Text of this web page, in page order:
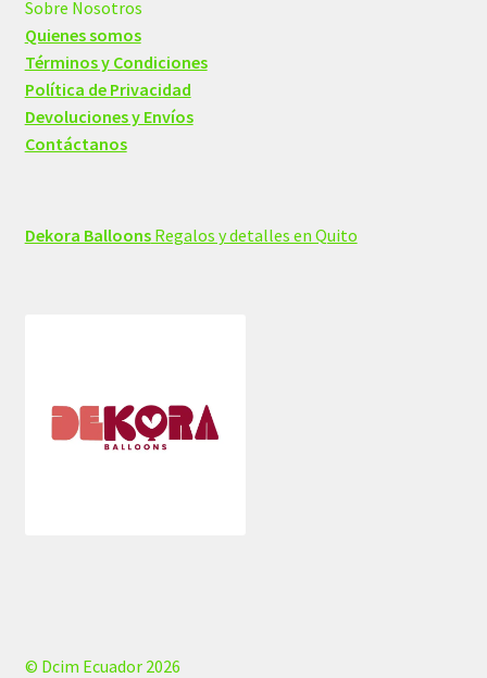
Sobre Nosotros
Quienes somos
Términos y Condiciones
Política de Privacidad
Devoluciones y Envíos
Contáctanos
Dekora BalloonsRegalos y detalles en Quito
© Dcim Ecuador 2026